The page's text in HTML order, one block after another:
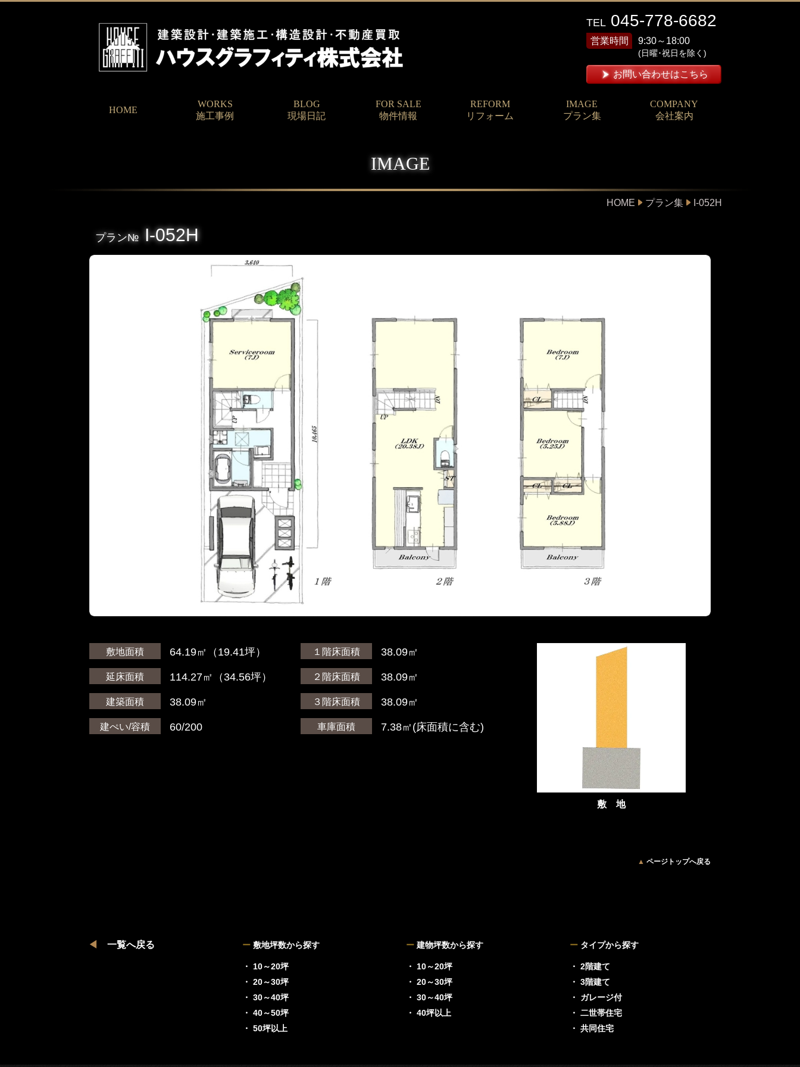
TEL 045-778-6682
営業時間 9:30～18:00
(日曜･祝日を除く)
お問い合わせはこちら
HOME
WORKS
施工事例
BLOG
現場日記
FOR SALE
物件情報
REFORM
リフォーム
IMAGE
プラン集
COMPANY
会社案内
IMAGE
HOME プラン集 I-052H
プラン№ I-052H
敷地面積 64.19㎡（19.41坪）
延床面積 114.27㎡（34.56坪）
建築面積 38.09㎡
建ぺい/容積 60/200
１階床面積 38.09㎡
２階床面積 38.09㎡
３階床面積 38.09㎡
車庫面積 7.38㎡(床面積に含む)
敷 地
▲ ページトップへ戻る
◀ 一覧へ戻る ー 敷地坪数から探す
・ 10～20坪
・ 20～30坪
・ 30～40坪
・ 40～50坪
・ 50坪以上
ー 建物坪数から探す
・ 10～20坪
・ 20～30坪
・ 30～40坪
・ 40坪以上
ー タイプから探す
・ 2階建て
・ 3階建て
・ ガレージ付
・ 二世帯住宅
・ 共同住宅